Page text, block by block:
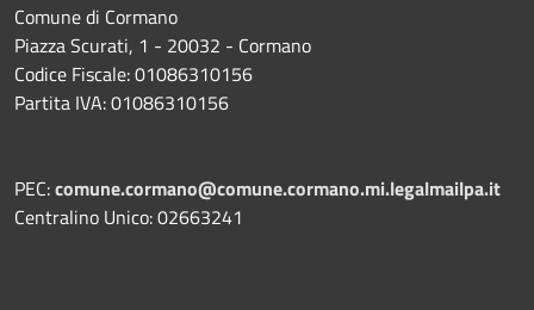
Comune di Cormano
Piazza Scurati, 1 - 20032 - Cormano
Codice Fiscale: 01086310156
Partita IVA: 01086310156
PEC:comune.cormano@comune.cormano.mi.legalmailpa.it
Centralino Unico: 02663241